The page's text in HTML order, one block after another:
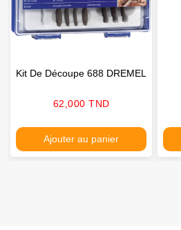
Kit De Découpe 688 DREMEL
Prix
62,000 TND
Ajouter au panier